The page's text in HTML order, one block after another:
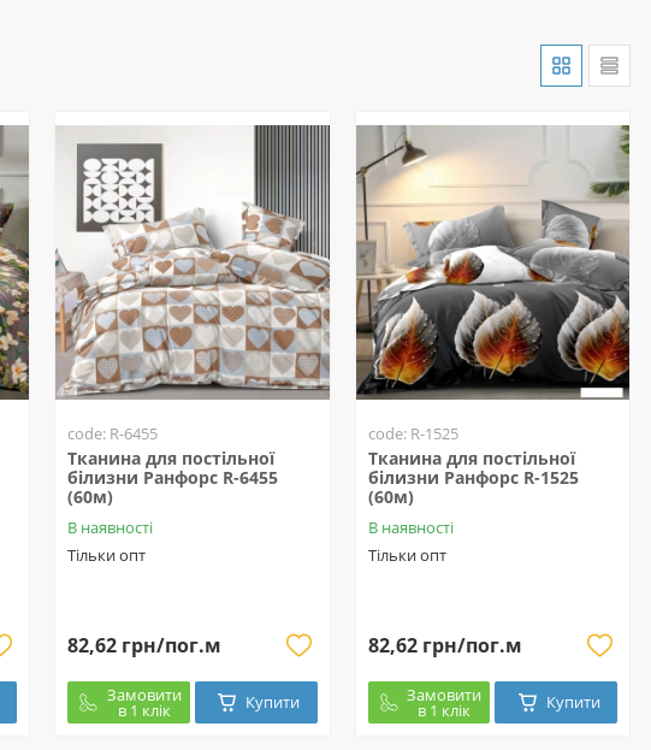
code: R-6455
Тканина для постільної
білизни Ранфорс R-6455
(60м)
В наявності
Тільки опт
82,62 грн/пог.м
Замовити
в 1 клік Купити
code: R-1525
Тканина для постільної
білизни Ранфорс R-1525
(60м)
В наявності
Тільки опт
82,62 грн/пог.м
Замовити
в 1 клік Купити